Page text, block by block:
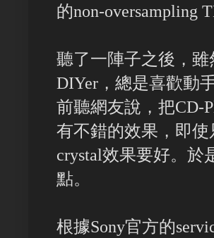
的non-oversampling
聽了一陣子之後，
DIYer，總是喜歡動
前聽網友說，把CD-
有不錯的效果，即
crystal效果要好。於
點。
根據Sony官方的